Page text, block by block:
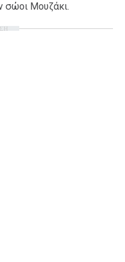
σώοι Μουζάκι.